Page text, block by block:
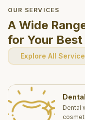
OUR SERVICES
A Wide
for Your Best
Explore All
Dental